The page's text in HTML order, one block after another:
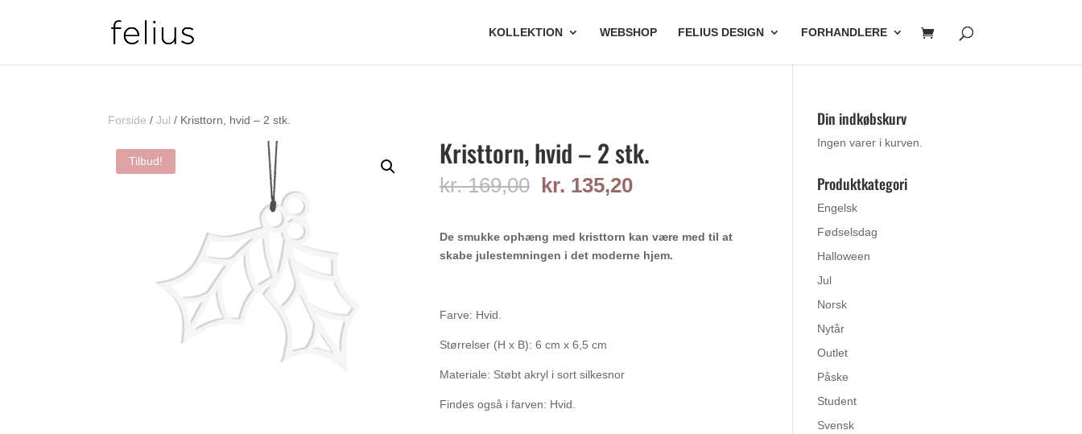
KOLLEKTION WEBSHOP FELIUS DESIGN FORHANDLERE
Forside /Jul / Kristtorn, hvid – 2 stk.
Tilbud! Kristtorn, hvid – 2 stk.
kr.169,00 Den
oprindelige
var:
kr. 169,00.
kr. 135,20Den
er:
kr. 135,20.
De smukke ophæng med kristtorn kan være med til at
skabe julestemningen i det moderne hjem.
Farve: Hvid.
Størrelser (H x B): 6 cm x 6,5 cm
Materiale: Støbt akryl i sort silkesnor
Findes også i farven: Hvid.
Din indkøbskurv
Ingen varer i kurven.
Produktkategori
Engelsk
Fødselsdag
Halloween
Jul
Norsk
Nytår
Outlet
Påske
Student
Svensk